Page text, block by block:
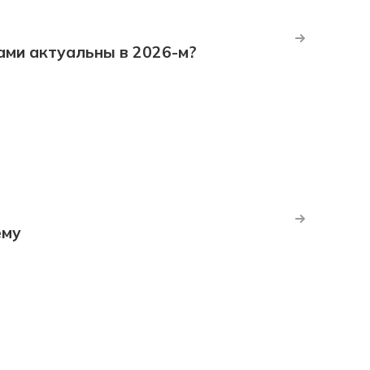
актуальны в 2026-м?